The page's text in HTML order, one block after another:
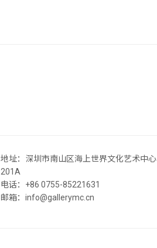
地址：深圳市南山区海上世界文化艺术中心
201A
电话：+86 0755-85221631
邮箱：info@gallerymc.cn